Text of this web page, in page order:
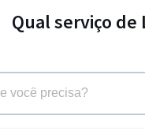
Qual serviço de